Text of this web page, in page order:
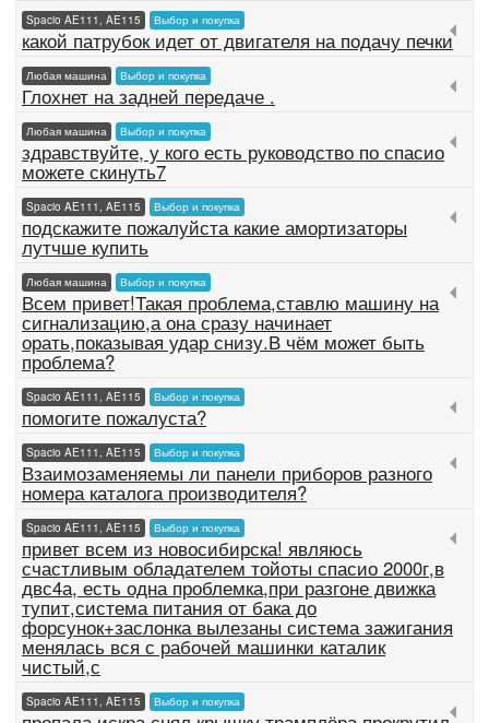
Spacio AE111, AE115 Выбор и покупка
какой патрубок идет от двигателя на подачу печки
Любая машина Выбор и покупка
Глохнет на задней передаче .
Любая машина Выбор и покупка
здравствуйте, у кого есть руководство по спасио
можете скинуть7
Spacio AE111, AE115 Выбор и покупка
подскажите пожалуйста какие амортизаторы
лутчше купить
Любая машина Выбор и покупка
Всем привет!Такая проблема,ставлю машину на
сигнализацию,а она сразу начинает
орать,показывая удар снизу.В чём может быть
проблема?
Spacio AE111, AE115 Выбор и покупка
помогите пожалуста?
Spacio AE111, AE115 Выбор и покупка
Взаимозаменяемы ли панели приборов разного
номера каталога производителя?
Spacio AE111, AE115 Выбор и покупка
привет всем из новосибирска! являюсь
счастливым обладателем тойоты спасио 2000г,в
двс4а, есть одна проблемка,при разгоне движка
тупит,система питания от бака до
форсунок+заслонка вылезаны система зажигания
менялась вся с рабочей машинки каталик
чистый,с
Spacio AE111, AE115 Выбор и покупка